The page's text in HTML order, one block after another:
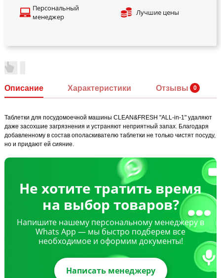
Персональный
менеджер
Лучшие цены
Описание Характеристики Отзывы
Таблетки для посудомоечной машины CLEAN&FRESH "ALL-in-1" удаляют
даже засохшие загрязнения и устраняют неприятный запах. Благодаря
добавленному в состав ополаскивателю таблетки не только чистят посуду,
но и придают ей сияние.
Не хотите тратить время
на выбор товаров?
Напишите нашему персональному менеджеру в
Whats App — мы быстро подберем все
необходимое и оформим документы!
Написать менеджеру